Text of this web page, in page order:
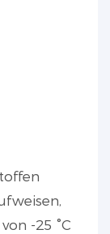
-25 °C